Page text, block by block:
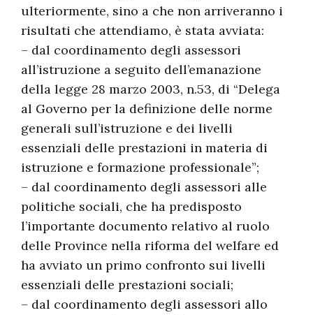
ulteriormente, sino a che non arriveranno i
risultati che attendiamo, è stata avviata:
– dal coordinamento degli assessori
all’istruzione a seguito dell’emanazione
della legge 28 marzo 2003, n.53, di “Delega
al Governo per la definizione delle norme
generali sull’istruzione e dei livelli
essenziali delle prestazioni in materia di
istruzione e formazione professionale”;
– dal coordinamento degli assessori alle
politiche sociali, che ha predisposto
l’importante documento relativo al ruolo
delle Province nella riforma del welfare ed
ha avviato un primo confronto sui livelli
essenziali delle prestazioni sociali;
– dal coordinamento degli assessori allo